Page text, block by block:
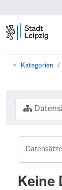
Kategorien
Keine